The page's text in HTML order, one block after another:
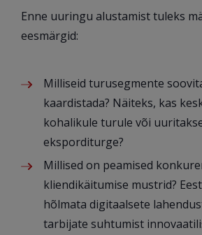
Enne uuringu alustamist tuleks
eesmärgid:
Milliseid turusegmente
kaardistada? Näiteks, kas
kohalikule turule või
eksporditurge?
Millised on peamised
kliendikäitumise mustrid?
hõlmata digitaalsete
tarbijate suhtumist